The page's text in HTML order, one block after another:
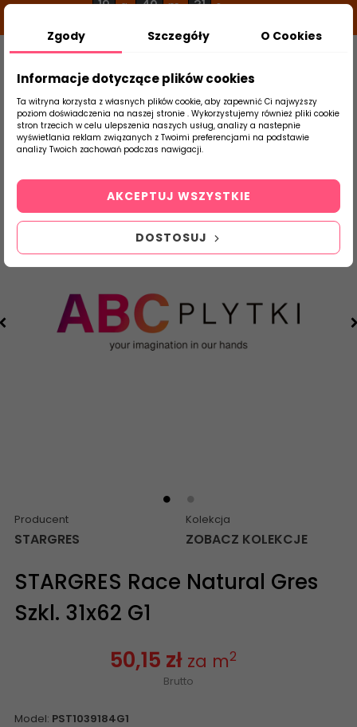
19 g 40 m 31 s
Szukaj
produktu
Strona Główna Płytki Ceramiczne
Producent
STARGRES
Kolekcja
ZOBACZ KOLEKCJE
STARGRES Race Natural Gres
Szkl. 31x62 G1
50,15 zł za m2
Brutto
Model: PST1039184G1
Zgody Szczegóły O Cookies
Informacje dotyczące plików cookies
Ta witryna korzysta z własnych plików cookie, aby zapewnić Ci najwyższy
poziom doświadczenia na naszej stronie . Wykorzystujemy również pliki cookie
stron trzecich w celu ulepszenia naszych usług, analizy a nastepnie
wyświetlania reklam związanych z Twoimi preferencjami na podstawie
analizy Twoich zachowań podczas nawigacji.
DOSTOSUJ
AKCEPTUJ WSZYSTKIE